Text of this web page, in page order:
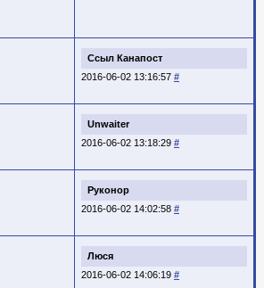
Ссыл Канапост
2016-06-02 13:16:57 #
Unwaiter
2016-06-02 13:18:29 #
Руконор
2016-06-02 14:02:58 #
Люся
2016-06-02 14:06:19 #